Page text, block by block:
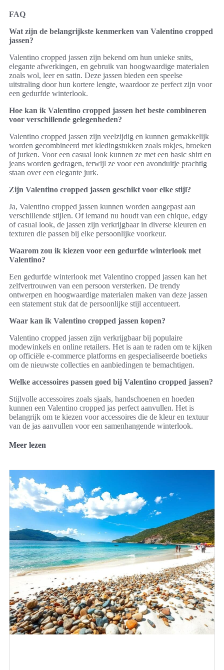
FAQ
Wat zijn de belangrijkste kenmerken van Valentino cropped
jassen?
Valentino cropped jassen zijn bekend om hun unieke snits,
elegante afwerkingen, en gebruik van hoogwaardige materialen
zoals wol, leer en satin. Deze jassen bieden een speelse
uitstraling door hun kortere lengte, waardoor ze perfect zijn voor
een gedurfde winterlook.
Hoe kan ik Valentino cropped jassen het beste combineren
voor verschillende gelegenheden?
Valentino cropped jassen zijn veelzijdig en kunnen gemakkelijk
worden gecombineerd met kledingstukken zoals rokjes, broeken
of jurken. Voor een casual look kunnen ze met een basic shirt en
jeans worden gedragen, terwijl ze voor een avonduitje prachtig
staan over een elegante jurk.
Zijn Valentino cropped jassen geschikt voor elke stijl?
Ja, Valentino cropped jassen kunnen worden aangepast aan
verschillende stijlen. Of iemand nu houdt van een chique, edgy
of casual look, de jassen zijn verkrijgbaar in diverse kleuren en
texturen die passen bij elke persoonlijke voorkeur.
Waarom zou ik kiezen voor een gedurfde winterlook met
Valentino?
Een gedurfde winterlook met Valentino cropped jassen kan het
zelfvertrouwen van een persoon versterken. De trendy
ontwerpen en hoogwaardige materialen maken van deze jassen
een statement stuk dat de persoonlijke stijl accentueert.
Waar kan ik Valentino cropped jassen kopen?
Valentino cropped jassen zijn verkrijgbaar bij populaire
modewinkels en online retailers. Het is aan te raden om te kijken
op officiële e-commerce platforms en gespecialiseerde boetieks
om de nieuwste collecties en aanbiedingen te bemachtigen.
Welke accessoires passen goed bij Valentino cropped jassen?
Stijlvolle accessoires zoals sjaals, handschoenen en hoeden
kunnen een Valentino cropped jas perfect aanvullen. Het is
belangrijk om te kiezen voor accessoires die de kleur en textuur
van de jas aanvullen voor een samenhangende winterlook.
Meer lezen